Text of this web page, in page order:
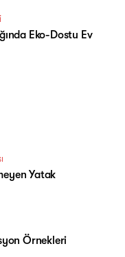
Eko-Dostu Ev
Yatak
Örnekleri